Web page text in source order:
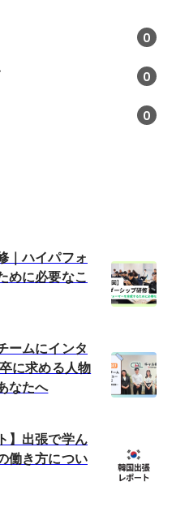
0
0
0
｜ハイパフォ
めに必要なこ
ームにインタ
に求める人物
なたへ
】出張で学ん
働き方につい